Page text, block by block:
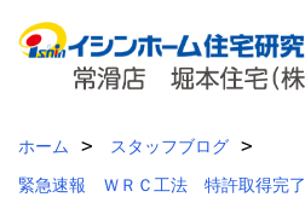
ホーム
スタッフブログ
緊急速報 ＷＲＣ工法 特許取得完了